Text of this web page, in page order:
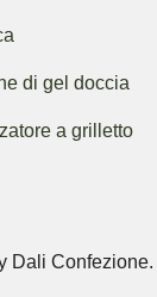
di gel doccia
a grilletto
Dali Confezione.